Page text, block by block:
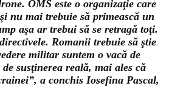
OMS este o organizaţie care
nu mai trebuie să primească un
aşa ar trebui să se retragă toţi.
Romanii trebuie să ştie
militar suntem o vacă de
susţinerea reală, mai ales că
a conchis Iosefina Pascal,